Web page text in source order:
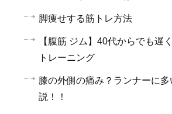
脚痩せする筋トレ方法
【腹筋 ジム】40代からでも遅
トレーニング
膝の外側の痛み？ランナーに
説！！